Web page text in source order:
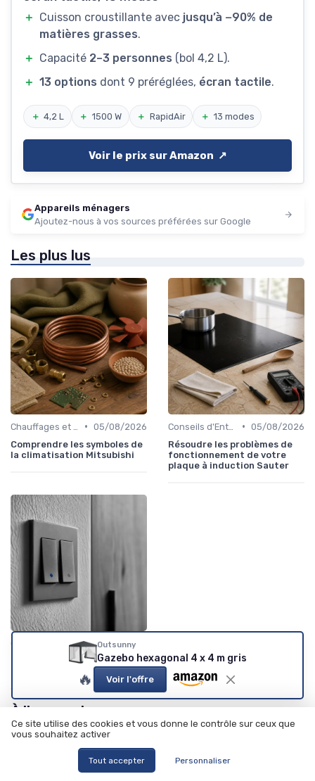
＋ Cuisson croustillante avec jusqu’à −90% de
matières grasses.
＋ Capacité 2–3 personnes (bol 4,2 L).
＋ 13 options dont 9 préréglées, écran tactile.
＋ 4,2 L ＋ 1500 W ＋ RapidAir ＋ 13 modes
Voir le prix sur Amazon ↗️
Appareils ménagers
Ajoutez-nous à vos sources préférées sur Google
Les plus lus
• 05/08/2026
Comprendre les symboles de
la climatisation Mitsubishi
• 05/08/2026
Résoudre les problèmes de
fonctionnement de votre
plaque à induction Sauter
Conseils d'Entretien • 20/07/2025
Comprendre la position de
l'interrupteur : i ou o
À lire aussi
Outsunny
Gazebo hexagonal 4 x 4 m gris
🔥 Voir l'offre
Ce site utilise des cookies et vous donne le contrôle sur ceux que
vous souhaitez activer
Tout accepter Personnaliser